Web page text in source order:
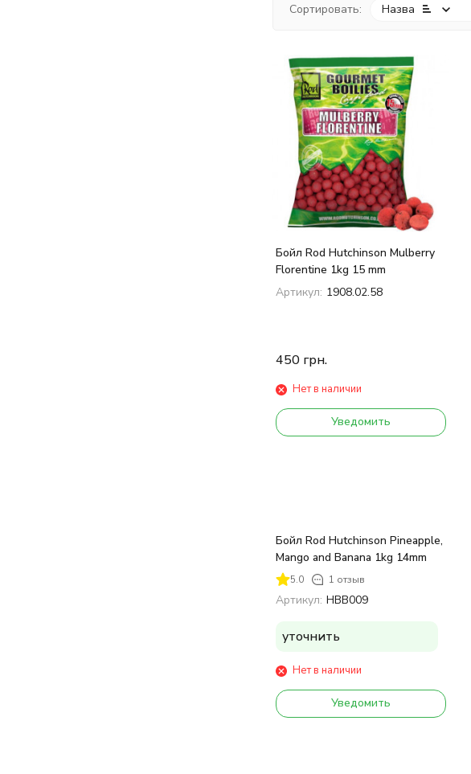
Сортировать: Назва
Бойл Rod Hutchinson Mulberry
Florentine 1kg 15 mm
Артикул: 1908.02.58
450 грн.
Нет в наличии
Уведомить
Бойл Rod Hutchinson Pineapple,
Mango and Banana 1kg 14mm
5.0 1 отзыв
Артикул: HBB009
уточнить
Нет в наличии
Уведомить